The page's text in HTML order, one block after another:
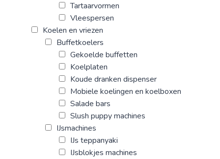
Tartaarvormen
Vleespersen
Koelen en vriezen
Buffetkoelers
Gekoelde buffetten
Koelplaten
Koude dranken dispenser
Mobiele koelingen en koelboxen
Salade bars
Slush puppy machines
IJsmachines
IJs teppanyaki
IJsblokjes machines